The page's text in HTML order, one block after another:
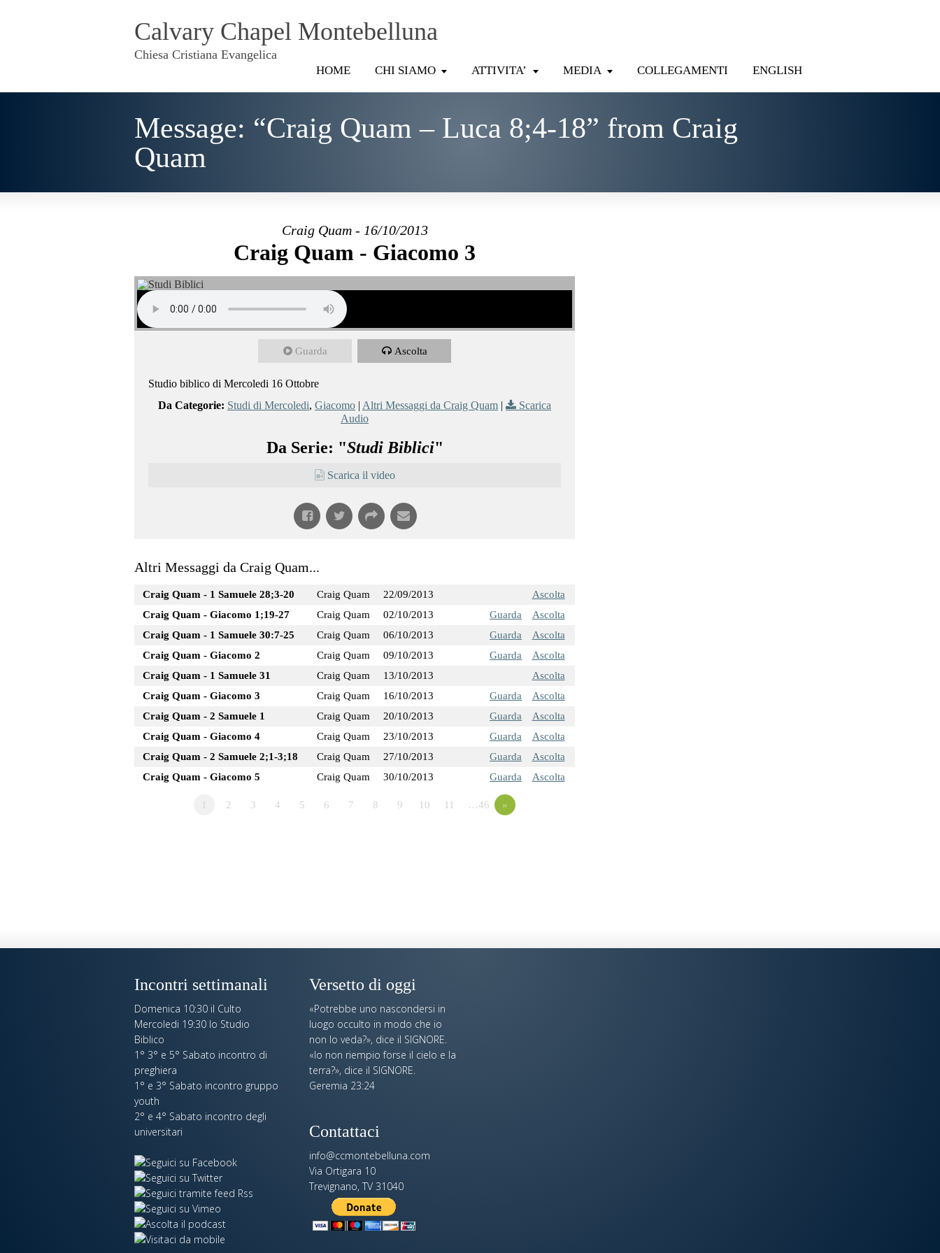
Calvary Chapel Montebelluna
Chiesa Cristiana Evangelica
HOME CHI SIAMO ATTIVITA’ MEDIA COLLEGAMENTI ENGLISH
Message: “Craig Quam – Luca 8;4-18” from Craig
Quam
Craig Quam - 16/10/2013
Craig Quam - Giacomo 3
Guarda Ascolta
Studio biblico di Mercoledi 16 Ottobre
Da Categorie: Studi di Mercoledi, Giacomo | Altri Messaggi da Craig Quam |
Scarica
Audio
Da Serie: "Studi Biblici"
Scarica il video
Altri Messaggi da Craig Quam...
Craig Quam - 1 Samuele 28;3-20 Craig Quam 22/09/2013
Ascolta
Craig Quam - Giacomo 1;19-27
Craig Quam 02/10/2013 Guarda
Ascolta
Craig Quam - 1 Samuele 30:7-25
Craig Quam 06/10/2013 Guarda
Ascolta
Craig Quam - Giacomo 2
Craig Quam 09/10/2013 Guarda
Ascolta
Craig Quam - 1 Samuele 31
Craig Quam 13/10/2013
Ascolta
Craig Quam - Giacomo 3
Craig Quam 16/10/2013 Guarda
Ascolta
Craig Quam - 2 Samuele 1
Craig Quam 20/10/2013 Guarda
Ascolta
Craig Quam - Giacomo 4
Craig Quam 23/10/2013 Guarda
Ascolta
Craig Quam - 2 Samuele 2;1-3;18
Craig Quam 27/10/2013 Guarda
Ascolta
Craig Quam - Giacomo 5
Craig Quam 30/10/2013 Guarda Ascolta
2 3 4 5 6 7 8 9 10 11 …46 »
Incontri settimanali
Domenica 10:30 il Culto
Mercoledi 19:30 lo Studio
Biblico
1° 3° e 5° Sabato incontro di
preghiera
1° e 3° Sabato incontro gruppo
youth
2° e 4° Sabato incontro degli
universitari
Versetto di oggi
«Potrebbe uno nascondersi in
luogo occulto in modo che io
non lo veda?», dice il SIGNORE.
«Io non riempio forse il cielo e la
terra?», dice il SIGNORE.
Geremia 23:24
Contattaci
info@ccmontebelluna.com
Via Ortigara 10
Trevignano, TV 31040